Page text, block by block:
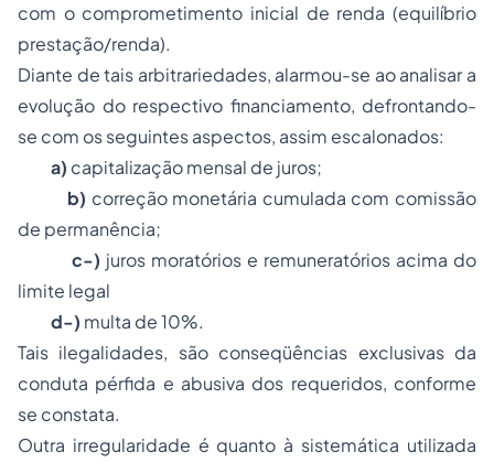
com o comprometimento inicial de renda (equilíbrio
prestação/renda).
Diante de tais arbitrariedades, alarmou-se ao analisar a
evolução do respectivo financiamento, defrontando-
se com os seguintes aspectos, assim escalonados:
a) capitalização mensal de juros;
b) correção monetária cumulada com comissão
de permanência;
c-) juros moratórios e remuneratórios acima do
limite legal
d-) multa de 10%.
Tais ilegalidades, são conseqüências exclusivas da
conduta pérfida e abusiva dos requeridos, conforme
se constata.
Outra irregularidade é quanto à sistemática utilizada